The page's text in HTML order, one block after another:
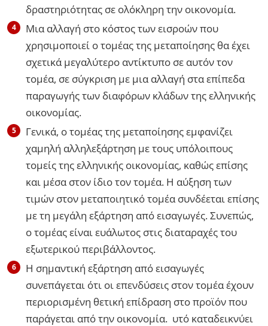
δραστηριότητας σε ολόκληρη την οικονομία.
Μια αλλαγή στο κόστος των εισροών που
χρησιμοποιεί ο τομέας της μεταποίησης θα έχει
σχετικά μεγαλύτερο αντίκτυπο σε αυτόν τον
τομέα, σε σύγκριση με μια αλλαγή στα επίπεδα
παραγωγής των διαφόρων κλάδων της ελληνικής
οικονομίας.
Γενικά, ο τομέας της μεταποίησης εμφανίζει
χαμηλή αλληλεξάρτηση με τους υπόλοιπους
τομείς της ελληνικής οικονομίας, καθώς επίσης
και μέσα στον ίδιο τον τομέα. Η αύξηση των
τιμών στον μεταποιητικό τομέα συνδέεται επίσης
με τη μεγάλη εξάρτηση από εισαγωγές. Συνεπώς,
ο τομέας είναι ευάλωτος στις διαταραχές του
εξωτερικού περιβάλλοντος.
Η σημαντική εξάρτηση από εισαγωγές
συνεπάγεται ότι οι επενδύσεις στον τομέα έχουν
περιορισμένη θετική επίδραση στο προϊόν που
παράγεται από την οικονομία. υτό καταδεικνύει